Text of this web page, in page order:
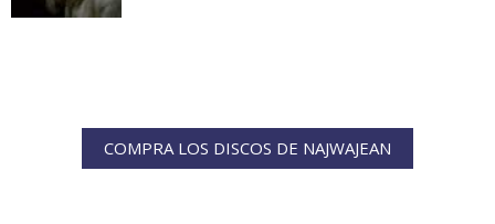
COMPRA LOS DISCOS DE NAJWAJEAN